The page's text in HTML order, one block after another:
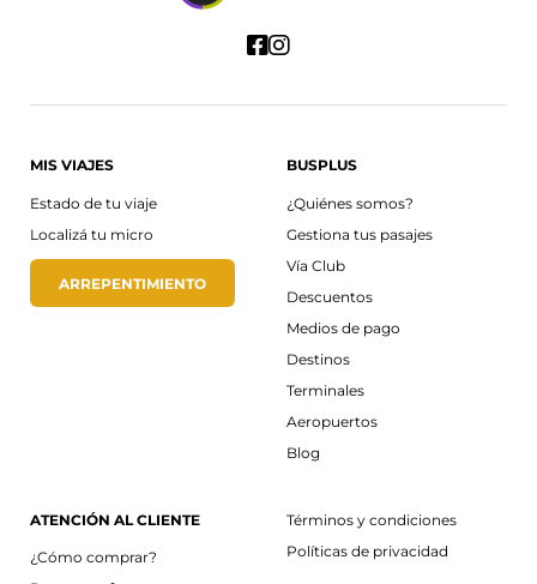
MIS VIAJES
Estado de tu viaje
Localizá tu micro
ARREPENTIMIENTO
BUSPLUS
¿Quiénes somos?
Gestiona tus pasajes
Vía Club
Descuentos
Medios de pago
Destinos
Terminales
Aeropuertos
Blog
ATENCIÓN AL CLIENTE
¿Cómo comprar?
Términos y condiciones
Políticas de privacidad